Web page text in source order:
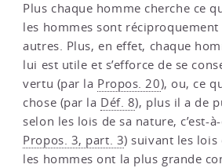
Plus chaque homme cherche ce
les hommes sont
autres. Plus, en effet, chaque
lui est utile et s’efforce de se
vertu (par la Propos. 20), ou, ce
chose (par la Déf. 8), plus il a de
selon les lois de sa nature, c’est-
Propos. 3, part. 3) suivant les lois
les hommes ont la plus grande